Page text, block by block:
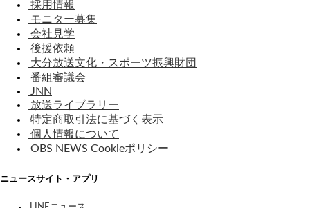
採用情報
モニター募集
会社見学
後援依頼
大分放送文化・スポーツ振興財団
番組審議会
JNN
放送ライブラリー
特定商取引法に基づく表示
個人情報について
OBS NEWS Cookieポリシー
ニュースサイト・アプリ
LINEニュース